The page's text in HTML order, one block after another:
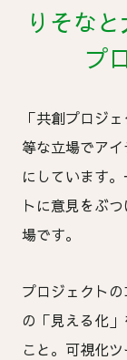
りそな
プ
「共創プロジ
等な立場でア
にしています
トに意見をぶ
場です。
プロジェクト
の「見える化
こと。可視化